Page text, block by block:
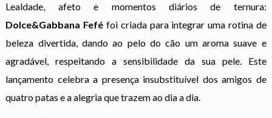
Lealdade, afeto e momentos diários de ternura:
Dolce&Gabbana Fefé foi criada para integrar uma rotina de
beleza divertida, dando ao pelo do cão um aroma suave e
agradável, respeitando a sensibilidade da sua pele. Este
lançamento celebra a presença insubstituível dos amigos de
quatro patas e a alegria que trazem ao dia a dia.